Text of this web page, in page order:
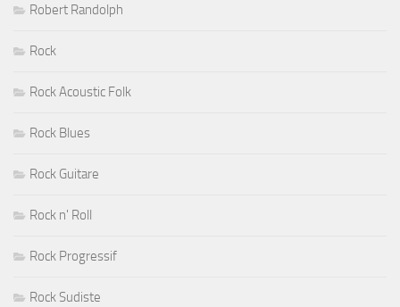
Robert Randolph
Rock
Rock Acoustic Folk
Rock Blues
Rock Guitare
Rock n' Roll
Rock Progressif
Rock Sudiste